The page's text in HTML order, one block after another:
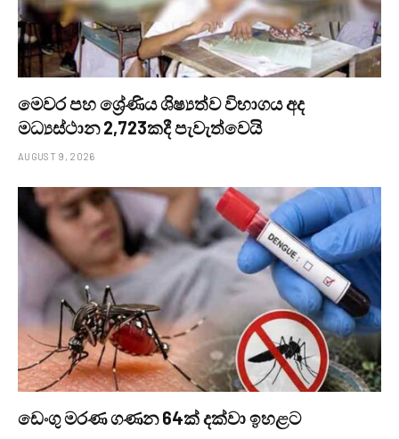
මෙවර පහ ශ්‍රේණිය ශිෂ්‍යත්ව විභාගය අද
මධ්‍යස්ථාන 2,723කදී පැවැත්වෙයි
AUGUST 9, 2026
ඩෙංගු මරණ ගණන 64ක් දක්වා ඉහළට